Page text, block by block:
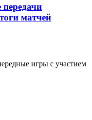
матчей
игры с участием